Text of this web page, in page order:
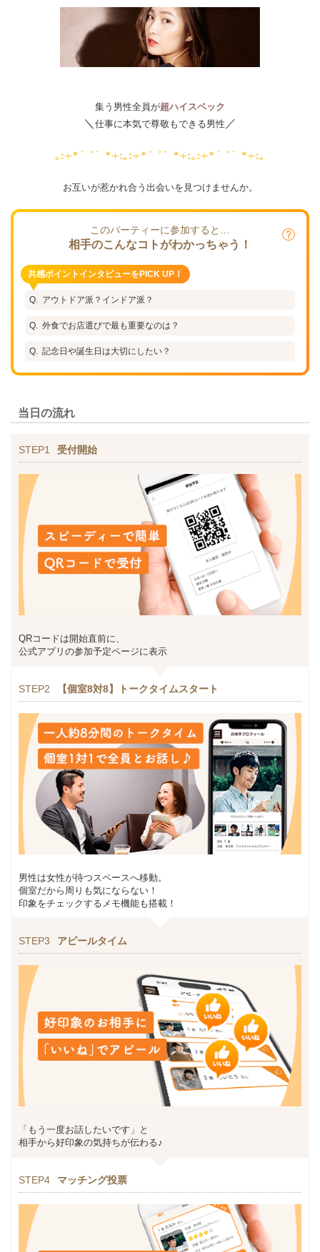
集う男性全員が超ハイスペック
＼ 仕事に本気で尊敬もできる男性 ／
お互いが惹かれ合う出会いを見つけませんか。
このパーティーに参加すると…
相手のこんなコトがわかっちゃう！
共感ポイントインタビューをPICK UP！
アウトドア派？インドア派？
外食でお店選びで最も重要なのは？
記念日や誕生日は大切にしたい？
当日の流れ
STEP1 受付開始
QRコードは開始直前に、
公式アプリの参加予定ページに表示
STEP2 【個室8対8】トークタイムスタート
男性は女性が待つスペースへ移動。
個室だから周りも気にならない！
印象をチェックするメモ機能も搭載！
STEP3 アピールタイム
「もう一度お話したいです」と
相手から好印象の気持ちが伝わる♪
STEP4 マッチング投票